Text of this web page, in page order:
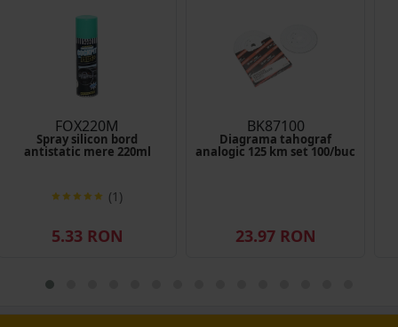
FOX220M
Spray silicon bord
antistatic mere 220ml
(1)
5.33 RON
BK87100
Diagrama tahograf
analogic 125 km set 100/buc
23.97 RON